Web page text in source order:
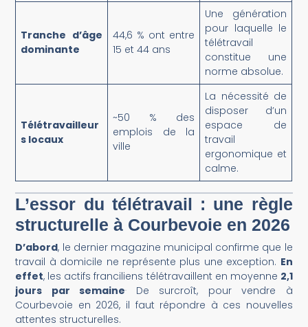
Tranche d’âge
dominante
44,6 % ont entre
15 et 44 ans
Une génération
pour laquelle le
télétravail
constitue une
norme absolue.
Télétravailleur
s locaux
~50 % des
emplois de la
ville
La nécessité de
disposer d’un
espace de
travail
ergonomique et
calme.
L’essor du télétravail : une règle
structurelle à Courbevoie en 2026
D’abord, le dernier magazine municipal confirme que le
travail à domicile ne représente plus une exception. En
effet, les actifs franciliens télétravaillent en moyenne 2,1
jours par semaine. De surcroît, pour vendre à
Courbevoie en 2026, il faut répondre à ces nouvelles
attentes structurelles.